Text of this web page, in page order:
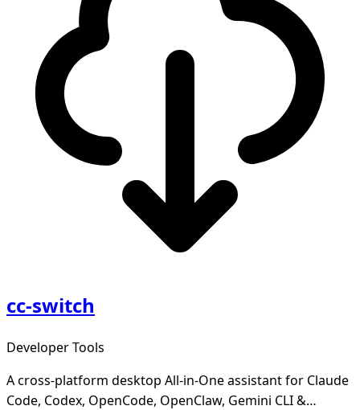
cc-switch
Developer Tools
A cross-platform desktop All-in-One assistant for Claude
Code, Codex, OpenCode, OpenClaw, Gemini CLI &